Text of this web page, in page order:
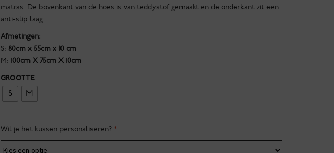
matras. De bovenkant van de hoes is van teddystof gemaakt en de onderkant zit een
anti-slip laag.
Afmetingen:
S: 80cm x 55cm x 10 cm
M: 100cm X 75cm X 10cm
GROOTTE
S M
Wil je het kussen personaliseren? *